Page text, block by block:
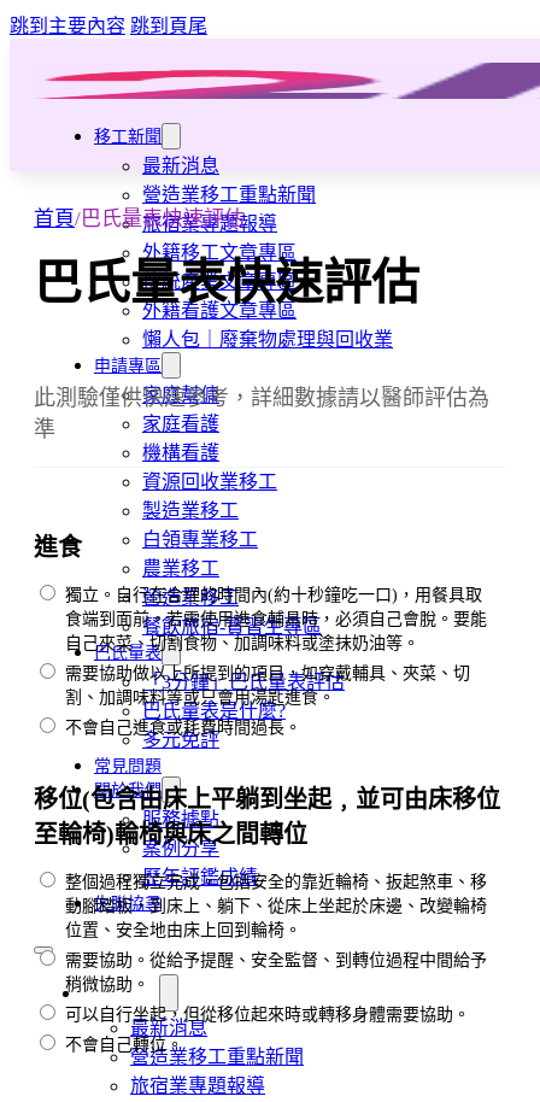
跳到主要內容 跳到頁尾
移工新聞
最新消息
營造業移工重點新聞
旅宿業專題報導
外籍移工文章專區
傳統產業文章專區
外籍看護文章專區
懶人包｜廢棄物處理與回收業
申請專區
家庭幫傭
家庭看護
機構看護
資源回收業移工
製造業移工
白領專業移工
農業移工
營造業移工
餐飲旅宿-實習生專區
巴氏量表
「3分鐘」巴氏量表評估
巴氏量表是什麼?
多元免評
常見問題
關於我們
服務據點
案例分享
歷年評鑑成績
失聯協尋
移工新聞
最新消息
營造業移工重點新聞
旅宿業專題報導
首頁/巴氏量表快速評估
巴氏量表快速評估
此測驗僅供快速參考，詳細數據請以醫師評估為
準
進食
獨立。自行在合理的時間內(約十秒鐘吃一口)，用餐具取
食端到面前。若需使用進食輔具時，必須自己會脫。要能
自己夾菜、切割食物、加調味料或塗抹奶油等。
需要協助做以上所提到的項目，如穿戴輔具、夾菜、切
割、加調味料等或只會用湯匙進食。
不會自己進食或耗費時間過長。
移位(包含由床上平躺到坐起﹐並可由床移位
至輪椅)輪椅與床之間轉位
整個過程獨立完成。包括安全的靠近輪椅、扳起煞車、移
動腳踏板，到床上、躺下、從床上坐起於床邊、改變輪椅
位置、安全地由床上回到輪椅。
需要協助。從給予提醒、安全監督、到轉位過程中間給予
稍微協助。
可以自行坐起，但從移位起來時或轉移身體需要協助。
不會自己轉位。